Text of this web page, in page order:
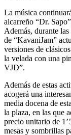
La música
alcarreño “Dr.
Además, durante
de “KavaniJam”
versiones de
la velada con una
VJD”.
Además de estas
acogerá una
media docena de
la plaza, en las que
precio unitario de
mesas y sombrillas